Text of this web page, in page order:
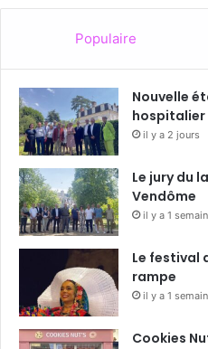
Populaire
Nouvelle
hospitalier
il y a 2 jours
Le jury du
Vendôme
il y a 1
Le festival
rampe
il y a 1
Cookies